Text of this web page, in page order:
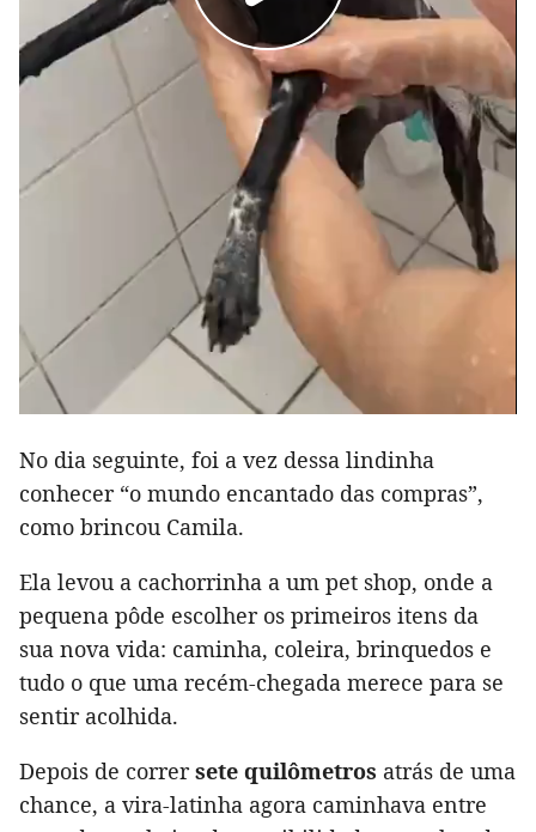
No dia seguinte, foi a vez dessa lindinha
conhecer “o mundo encantado das compras”,
como brincou Camila.
Ela levou a cachorrinha a um pet shop, onde a
pequena pôde escolher os primeiros itens da
sua nova vida: caminha, coleira, brinquedos e
tudo o que uma recém-chegada merece para se
sentir acolhida.
Depois de corrersete quilômetros atrás de uma
chance, a vira-latinha agora caminhava entre